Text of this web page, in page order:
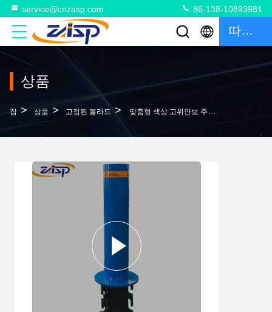
service@cnzasp.com 86-138-10893981
따옴표
상품
집 > 상품 > 고정된 볼라드 > 맞춤형 색상 고위안보 주차 부대 충돌 후 고정 부대